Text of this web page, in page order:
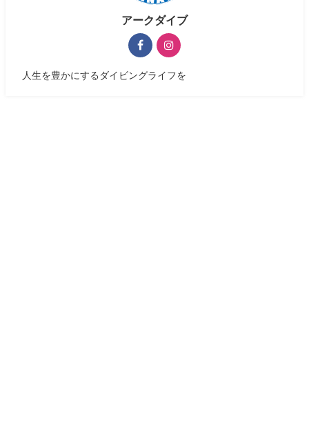
アークダイブ
人生を豊かにするダイビングライフを